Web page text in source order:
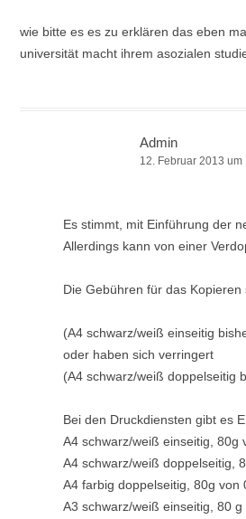
wie bitte es es zu erklären das eben
universität macht ihrem asozialen
Admin
12. Februar 2013 um
Es stimmt, mit Einführung der
Allerdings kann von einer
Die Gebühren für das
(A4 schwarz/weiß einseitig
oder haben sich verringert
(A4 schwarz/weiß doppelseitig
Bei den Druckdiensten gibt es
A4 schwarz/weiß einseitig, 80g
A4 schwarz/weiß doppelseitig,
A4 farbig doppelseitig, 80g von
A3 schwarz/weiß einseitig, 80